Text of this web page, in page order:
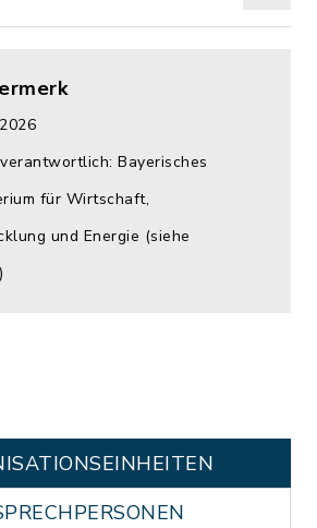
Bayerisches
für Wirtschaft,
und Energie (siehe
)